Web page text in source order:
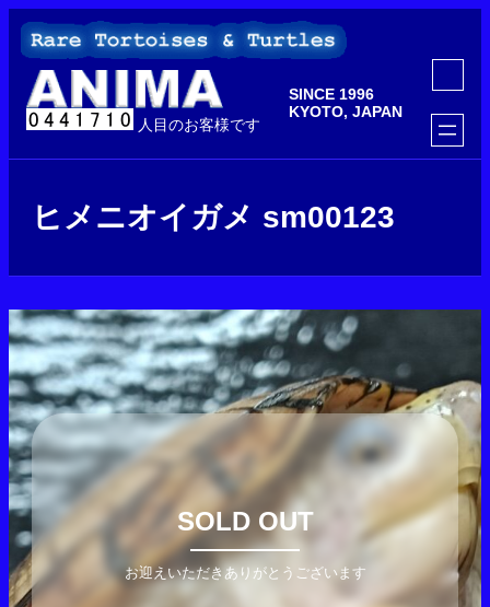
を
人目のお客様です
SINCE 1996
KYOTO, JAPAN
ア
コ
ン
リ
ン
ク
ヒメニオイガメ sm00123
SOLD OUT
お迎えいただきありがとうございます